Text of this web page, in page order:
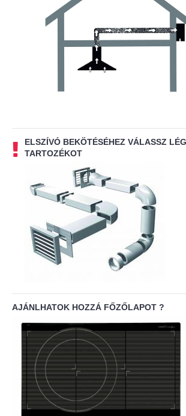
ELSZÍVÓ BEKÖTÉSÉHEZ VÁLASSZ
TARTOZÉKOT
AJÁNLHATOK HOZZÁ FŐZŐLAPOT ?